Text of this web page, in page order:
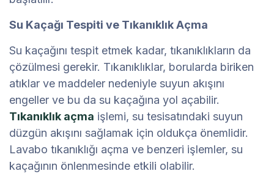
Su Kaçağı Tespiti ve Tıkanıklık Açma
Su kaçağını tespit etmek kadar, tıkanıklıkların da
çözülmesi gerekir. Tıkanıklıklar, borularda biriken
atıklar ve maddeler nedeniyle suyun akışını
engeller ve bu da su kaçağına yol açabilir.
Tıkanıklık açma işlemi, su tesisatındaki suyun
düzgün akışını sağlamak için oldukça önemlidir.
Lavabo tıkanıklığı açma ve benzeri işlemler, su
kaçağının önlenmesinde etkili olabilir.